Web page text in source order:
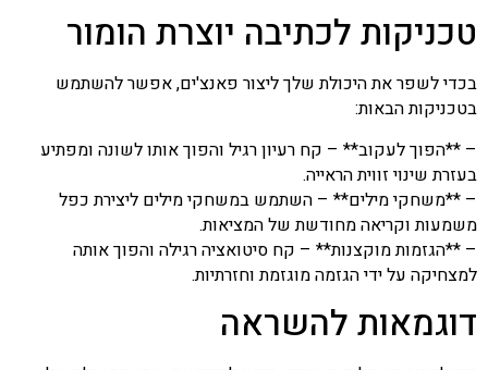
טכניקות לכתיבה יוצרת הומור
בכדי לשפר את היכולת שלך ליצור פאנצ'ים, אפשר להשתמש
בטכניקות הבאות:
– **הפוך לעקוב** – קח רעיון רגיל והפוך אותו לשונה ומפתיע
בעזרת שינוי זווית הראייה.
– **משחקי מילים** – השתמש במשחקי מילים ליצירת כפל
משמעות וקריאה מחודשת של המציאות.
– **הגזמות מוקצנות** – קח סיטואציה רגילה והפוך אותה
למצחיקה על ידי הגזמה מוגזמת וחזרתיות.
דוגמאות להשראה